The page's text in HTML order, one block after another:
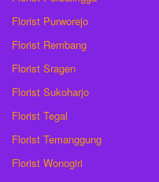
Florist Purworejo
Florist Rembang
Florist Sragen
Florist Sukoharjo
Florist Tegal
Florist Temanggung
Florist Wonogiri